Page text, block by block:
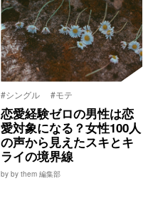
#シングル #モテ
恋愛経験ゼロの男性は恋
愛対象になる？女性100人
の声から見えたスキとキ
ライの境界線
by by them 編集部